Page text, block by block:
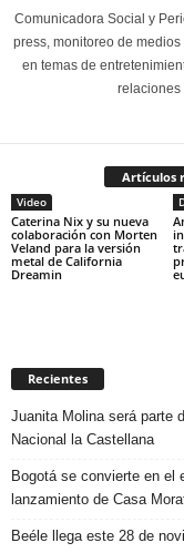
Comunicadora Social y
press, monitoreo de
en temas de
relaciones
Artículos
Video
Caterina Nix y su nueva
colaboración con Morten
Veland para la versión
metal de California
Dreamin
Recientes
Juanita Molina será parte
Nacional la Castellana
Bogotá se convierte en el
lanzamiento de Casa
Beéle llega este 28 de